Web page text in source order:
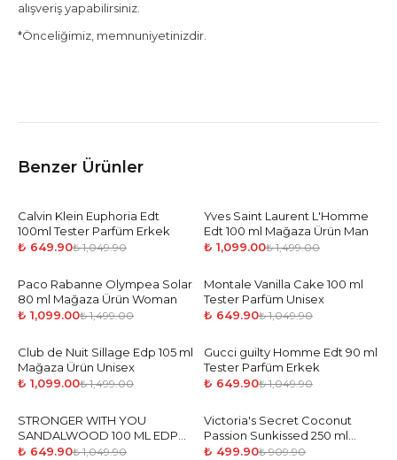
alışveriş yapabilirsiniz.
*Önceliğimiz, memnuniyetinizdir.
Benzer Ürünler
-38 %
Calvin Klein Euphoria Edt
100ml Tester Parfüm Erkek
₺ 649.90₺ 1,049.90
-27%
Yves Saint Laurent L'Homme
Edt 100 ml Mağaza Ürün Man
₺ 1,099.00₺ 1,499.00
-27 %
Paco Rabanne Olympea Solar
80 ml Mağaza Ürün Woman
₺ 1,099.00₺ 1,499.00
-38%
Montale Vanilla Cake 100 ml
Tester Parfüm Unisex
₺ 649.90₺ 1,049.90
-27%
Club de Nuit Sillage Edp 105 ml
Mağaza Ürün Unisex
₺ 1,099.00₺ 1,499.00
-38 %
Gucci guilty Homme Edt 90 ml
Tester Parfüm Erkek
₺ 649.90₺ 1,049.90
-38%
STRONGER WITH YOU
SANDALWOOD 100 ML EDP
Tester Parfüm Erkek
₺ 649.90₺ 1,049.90
-45%
Victoria's Secret Coconut
Passion Sunkissed 250 ml
Vücut Spreyi
₺ 499.90₺ 909.90